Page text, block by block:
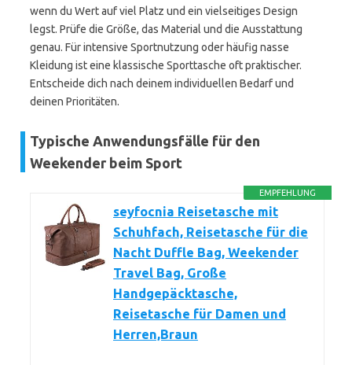
wenn du Wert auf viel Platz und ein vielseitiges Design
legst. Prüfe die Größe, das Material und die Ausstattung
genau. Für intensive Sportnutzung oder häufig nasse
Kleidung ist eine klassische Sporttasche oft praktischer.
Entscheide dich nach deinem individuellen Bedarf und
deinen Prioritäten.
Typische Anwendungsfälle für den
Weekender beim Sport
EMPFEHLUNG
seyfocnia Reisetasche mit
Schuhfach, Reisetasche für die
Nacht Duffle Bag, Weekender
Travel Bag, Große
Handgepäcktasche,
Reisetasche für Damen und
Herren,Braun